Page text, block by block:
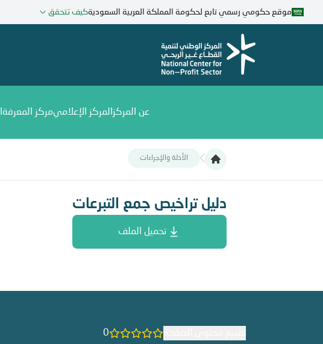
موقع حكومي رسمي تابع لحكومة المملكة العربية السعوديةكيف تتحقق
عن المركز المركز الإعلاميمركز المعرفة
الأدلة والإجراءات
دليل تراخيص جمع التبرعات
دليل تراخيص جمع التبرعات
تحميل الملف
0